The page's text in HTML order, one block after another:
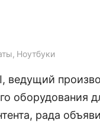
, Ноутбуки
ведущий
оборудования
рада